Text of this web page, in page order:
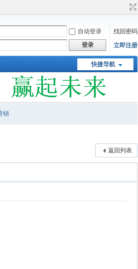
自动登录
找回密码
登录 立即注册
快捷导航
销
返回列表